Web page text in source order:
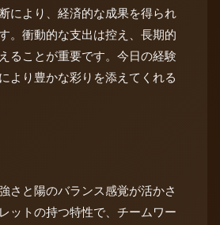
により、経済的な成果を得られ
。衝動的な支出は控え、長期的
ることが重要です。今日の経験
より豊かな彩りを添えてくれる
さと陽のバランス感覚が活かさ
ットの持つ特性で、チームワー